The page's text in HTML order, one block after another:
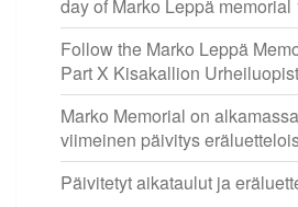
day of Marko Leppä memorial
Follow the Marko Leppä
Part X Kisakallion
Marko Memorial on
viimeinen päivitys
Päivitetyt aikataulut ja